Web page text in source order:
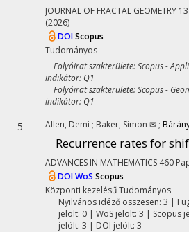
JOURNAL OF FRACTAL GEOMETRY 13
(2026)
DOIScopus
Tudományos
Folyóirat szakterülete: Scopus -
indikátor: Q1
Folyóirat szakterülete: Scopus -
indikátor: Q1
5 Allen, Demi ; Baker, Simon ✉ ;
Recurrence rates for
ADVANCES IN MATHEMATICS 460
DOIWoS Scopus
Központi kezelésűTudományos
Nyilvános idéző összesen: 3 |
jelölt: 0 | WoS jelölt: 3 | Scopus
jelölt: 3 | DOI jelölt: 3